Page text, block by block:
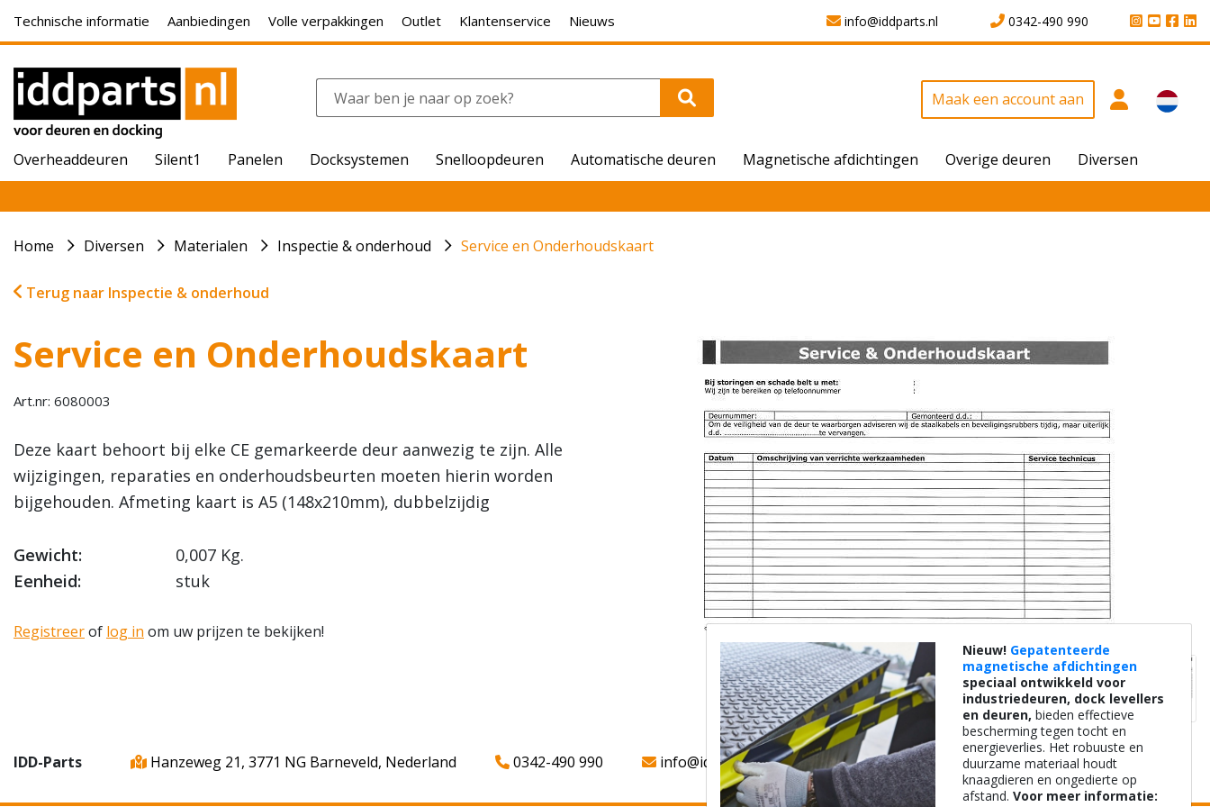
info@iddparts.nl 0342-490 990
Technische informatie Aanbiedingen Volle verpakkingen Outlet Klantenservice Nieuws
Maak een account aan
Overheaddeuren Silent1 Panelen Docksystemen Snelloopdeuren Automatische deuren Magnetische afdichtingen Overige deuren Diversen
Home Diversen Materialen Inspectie & onderhoud Service en Onderhoudskaart
Terug naar Inspectie & onderhoud
Service en Onderhoudskaart
Art.nr: 6080003
Deze kaart behoort bij elke CE gemarkeerde deur aanwezig te zijn. Alle
wijzigingen, reparaties en onderhoudsbeurten moeten hierin worden
bijgehouden. Afmeting kaart is A5 (148x210mm), dubbelzijdig
Gewicht:
0,007 Kg.
Eenheid:
stuk
Registreerof log in om uw prijzen te bekijken!
IDD-Parts Hanzeweg 21, 3771 NG Barneveld, Nederland 0342-490 990 info@iddparts.nl
Nieuw! Gepatenteerde
magnetische afdichtingen
speciaal ontwikkeld voor
industriedeuren, dock levellers
en deuren, bieden effectieve
bescherming tegen tocht en
energieverlies. Het robuuste en
duurzame materiaal houdt
knaagdieren en ongedierte op
afstand. Voor meer informatie: